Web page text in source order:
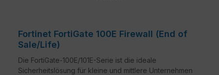
Fortinet FortiGate 100E Firewall (End of
Sale/Life)
Die FortiGate-100E/101E-Serie ist die ideale
Sicherheitslösung für kleine und mittlere Unternehmen